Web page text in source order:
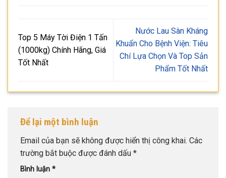
Top 5 Máy Tời Điện 1 Tấn
(1000kg) Chính Hãng, Giá
Tốt Nhất
Nước Lau Sàn Kháng
Khuẩn Cho Bệnh Viện: Tiêu
Chí Lựa Chọn Và Top Sản
Phẩm Tốt Nhất
Để lại một bình luận
Email của bạn sẽ không được hiển thị công khai. Các
trường bắt buộc được đánh dấu *
Bình luận *